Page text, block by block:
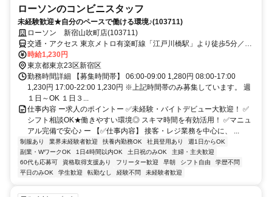
ローソンのコンビニスタッフ
未経験歓迎★自分のペースで働ける環境♪(103711)
ローソン 新宿山吹町店(103711)
交通・アクセス 東京メトロ有楽町線「江戸川橋駅」より徒歩5分／東
西線「神楽坂駅」より徒歩8分
時給1,230円
東京都東京23区新宿区
勤務時間詳細 【募集時間帯】 06:00-09:00 1,280円 08:00-17:00
1,230円 17:00-22:00 1,230円 ※上記時間帯のみ募集しています。 週
１日～OK １日３...
仕事内容 ー求人のポイントー ✅未経験・バイトデビュー大歓迎！ ✅
シフト相談OK★働きやすい環境◎ スキマ時間を有効活用！ ✅マニュ
アル完備で安心♪ ー 【✅仕事内容】 接客・レジ業務を中心に、 ...
制服あり 業界未経験者歓迎 扶養内勤務OK 社員登用あり
週1日からOK
副業・WワークOK
1日4時間以内OK 土日祝のみOK
主婦・主夫歓迎
60代も応募可
資格取得支援あり フリーター歓迎 早朝 シフト自由
学歴不問
平日のみOK
学生歓迎 転勤なし 経験不問 未経験者歓迎